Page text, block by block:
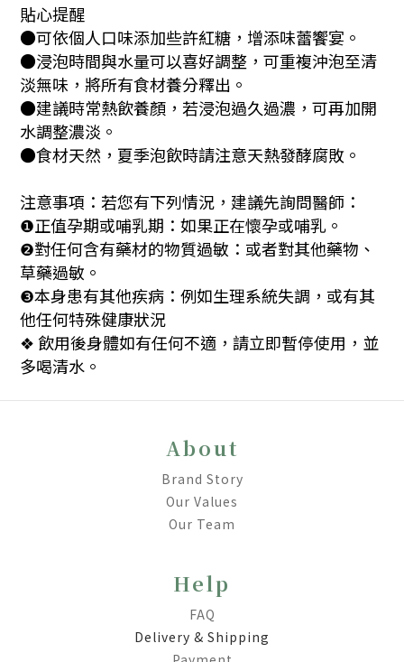
貼心提醒
●可依個人口味添加些許紅糖，增添味蕾饗宴。
●浸泡時間與水量可以喜好調整，可重複沖泡至清
淡無味，將所有食材養分釋出。
●建議時常熱飲養顏，若浸泡過久過濃，可再加開
水調整濃淡。
●食材天然，夏季泡飲時請注意天熱發酵腐敗。
注意事項：若您有下列情況，建議先詢問醫師：
❶正值孕期或哺乳期：如果正在懷孕或哺乳。
❷對任何含有藥材的物質過敏：或者對其他藥物、
草藥過敏。
❸本身患有其他疾病：例如生理系統失調，或有其
他任何特殊健康狀況
❖ 飲用後身體如有任何不適，請立即暫停使用，並
多喝清水。
About
Brand Story
Our Values
Our Team
Help
FAQ
Delivery & Shipping